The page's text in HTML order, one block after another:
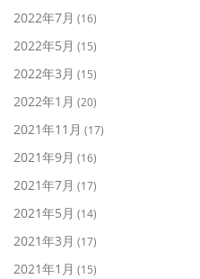
2022年7月 (16)
2022年5月 (15)
2022年3月 (15)
2022年1月 (20)
2021年11月 (17)
2021年9月 (16)
2021年7月 (17)
2021年5月 (14)
2021年3月 (17)
2021年1月 (15)